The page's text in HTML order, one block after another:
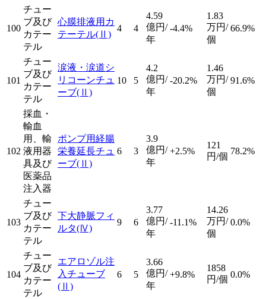
100
チュー
ブ及び
カテー
テル
心膜排液用カ
テーテル(Ⅱ)
4 4
4.59
億円/
年
-4.4%
1.83
万円/
個
66.9%
101
チュー
ブ及び
カテー
テル
涙液・涙道シ
リコーンチュ
ーブ(Ⅱ)
10 5
4.2
億円/
年
-20.2%
1.46
万円/
個
91.6%
102
採血・
輸血
用、輸
液用器
具及び
医薬品
注入器
ポンプ用経腸
栄養延長チュ
ーブ(Ⅱ)
6 3
3.9
億円/
年
+2.5%
121
円/個
78.2%
103
チュー
ブ及び
カテー
テル
下大静脈フィ
ルタ(Ⅳ)
9 6
3.77
億円/
年
-11.1%
14.26
万円/
個
0.0%
104
チュー
ブ及び
カテー
テル
エアロゾル注
入チューブ
(Ⅱ)
6 5
3.66
億円/
年
+9.8%
1858
円/個 0.0%